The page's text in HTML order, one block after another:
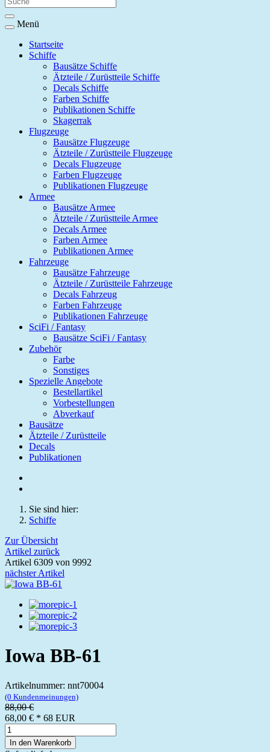
Menü
Startseite
Schiffe
Bausätze Schiffe
Ätzteile / Zurüstteile Schiffe
Decals Schiffe
Farben Schiffe
Publikationen Schiffe
Skagerrak
Flugzeuge
Bausätze Flugzeuge
Ätzteile / Zurüstteile Flugzeuge
Decals Flugzeuge
Farben Flugzeuge
Publikationen Flugzeuge
Armee
Bausätze Armee
Ätzteile / Zurüstteile Armee
Decals Armee
Farben Armee
Publikationen Armee
Fahrzeuge
Bausätze Fahrzeuge
Ätzteile / Zurüstteile Fahrzeuge
Decals Fahrzeug
Farben Fahrzeuge
Publikationen Fahrzeuge
SciFi / Fantasy
Bausätze SciFi / Fantasy
Zubehör
Farbe
Sonstiges
Spezielle Angebote
Bestellartikel
Vorbestellungen
Abverkauf
Bausätze
Ätzteile / Zurüstteile
Decals
Publikationen
Sie sind hier:
Schiffe
Zur Übersicht
Artikel zurück
Artikel 6309 von 9992
nächster Artikel
Iowa BB-61
Artikelnummer: nnt70004
(0 Kundenmeinungen)
88,00 €
68,00 € * 68 EUR
In den Warenkorb